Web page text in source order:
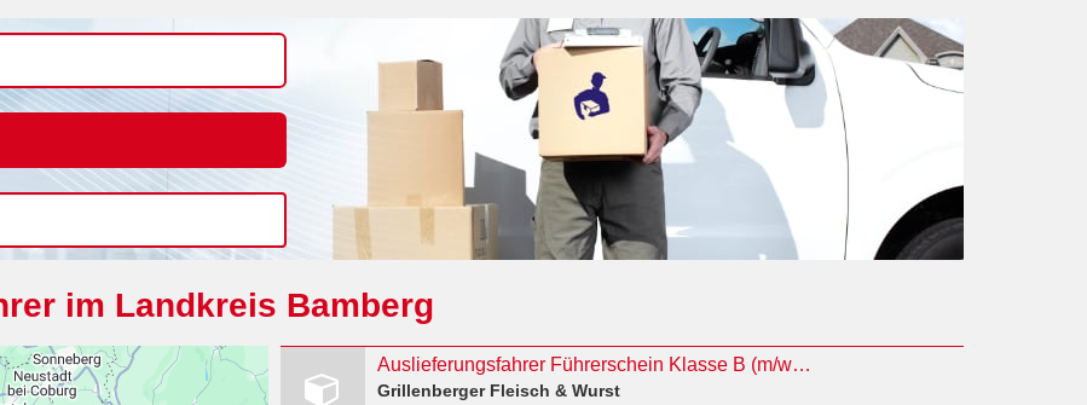
im Landkreis Bamberg
Auslieferungsfahrer Führerschein Klasse B (m/w/d) Vollzeit / Teilzeit / Minijob
Grillenberger Fleisch & Wurst